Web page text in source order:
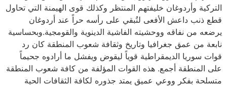
التركية وأردوغان خليفتهم المنتظر وكذلك قوى الهيمنة التي تحاول
قطع ذنب داعش الأفعى لتُبقي على رأسه حراً عند أردوغان
يرضعه من نفاقه ووحشيته الفاشية الدينوية والقومجية.وبحساسية
نابعة من عمق جغرافيا وتاريخ وثقافة شعوب المنطقة كان رد
قوات سوريا الديمقراطية قوياً ليقوض ويفشل ما أرادوه جحيماً
على المنطقة أجمع. هذه القوات المؤلفة من كافة شعوب المنطقة
متسلحة بفكر ووعي عميق يمتد جذوره لكافة الثقافات الحية